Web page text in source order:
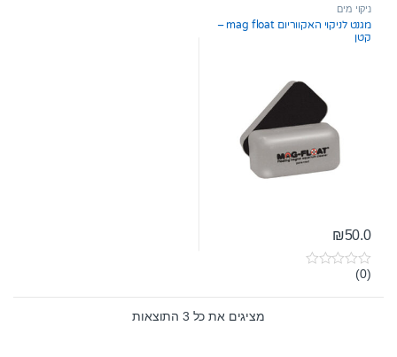
t
o
f
5
ניקוי מים
מגנט לניקוי האקווריום mag float –
קטן
₪50.0
0
u
(0)
מציגים את כל ⁦3⁩ התוצאות